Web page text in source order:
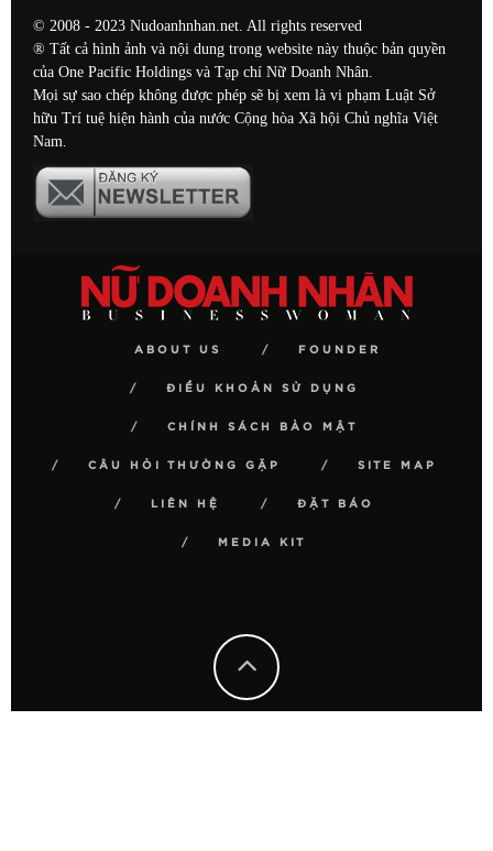
© 2008 - 2023 Nudoanhnhan.net. All rights reserved
® Tất cả hình ảnh và nội dung trong website này thuộc bản quyền
của One Pacific Holdings và Tạp chí Nữ Doanh Nhân.
Mọi sự sao chép không được phép sẽ bị xem là vi phạm Luật Sở
hữu Trí tuệ hiện hành của nước Cộng hòa Xã hội Chủ nghĩa Việt
Nam.
ABOUT US FOUNDER
ĐIỀU KHOẢN SỬ DỤNG
CHÍNH SÁCH BẢO MẬT
CÂU HỎI THƯỜNG GẶP SITE MAP
LIÊN HỆ ĐẶT BÁO
MEDIA KIT